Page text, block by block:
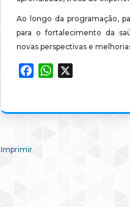
Ao longo da programação,
para o fortalecimento da
novas perspectivas e
FacebookWhatsApp
Imprimir